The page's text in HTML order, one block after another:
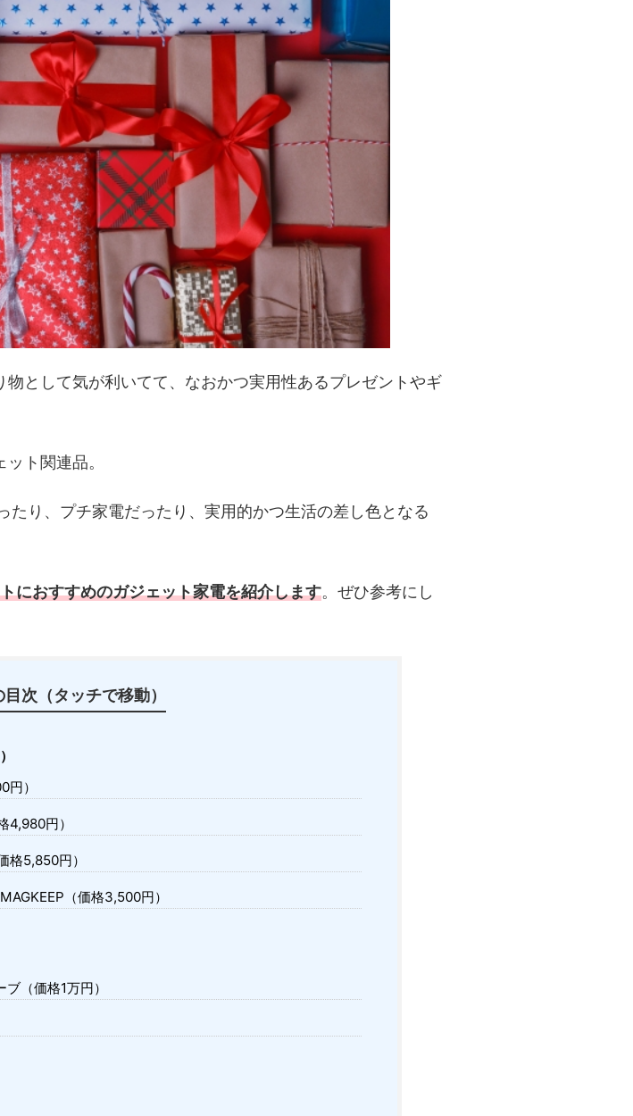
として気が利いてて、なおかつ実用性あるプレゼントやギ
ト関連品。
り、プチ家電だったり、実用的かつ生活の差し色となる
におすすめのガジェット家電を紹介します。ぜひ参考にし
次（タッチで移動）
）
4,980円）
5,850円）
（価格3,500円）
（価格1万円）